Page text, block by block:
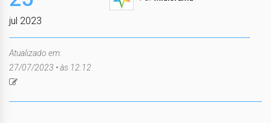
jul 2023
Atualizado em:
27/07/2023 • às 12:12